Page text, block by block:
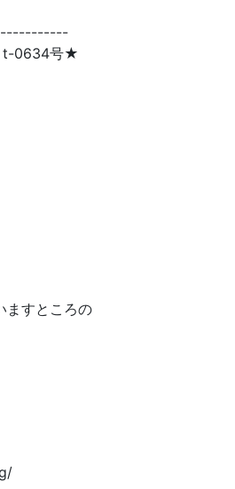
t-0634号★
ますところの